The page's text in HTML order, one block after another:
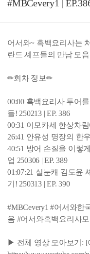
#MBCevery1 |
어서와~ 흑백요리사는
란드 셰프들의 만남 모
✏회차 정보✏
00:00 흑백요리사 투어
들! 250213 | EP. 386
00:31 이모카세 한상차림
26:41 안유성 명장의 한
40:51 방어 손질을 이렇
업 250306 | EP. 389
01:07:21 실눈캐 김도윤
기! 250313 | EP. 390
#MBCevery1 #어서와한
음 #어서와흑백요리사
▶ 전체 영상 모아보기: